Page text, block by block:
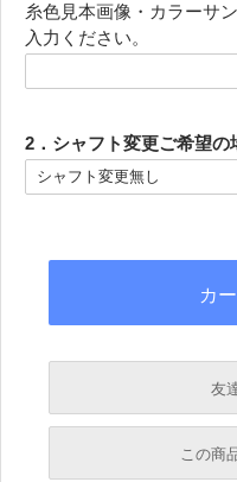
糸色見本画像・カラーサ
入力ください。
2．シャフト変更ご希望
友
この商